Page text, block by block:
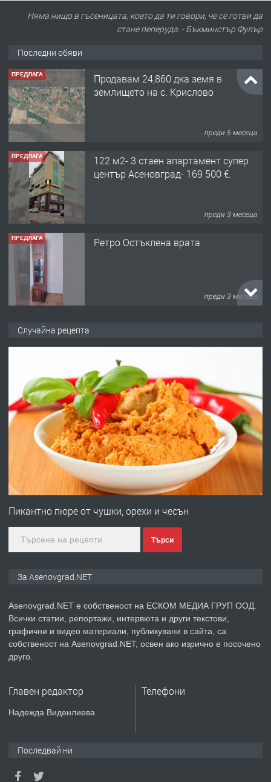
Няма нищо в гъсеницата, което да ти говори, че се готви да
стане пеперуда. - Бъкминстър Фулър
Последни обяви
ПРЕДЛАГА
Продавам 24,860 дка земя в
землището на с. Крислово
преди 5 месеца
ПРЕДЛАГА
122 м2- 3 стаен апартамент супер
център Асеновград- 169 500 €.
преди 3 месеца
ПРЕДЛАГА Ретро Остъклена врата
преди 3 месеца
преди 10 месеца
ПРЕДЛАГА
Професионална броячна машина -
със сертификат от ЕЦБ
преди 1 година
Професионална зеленчукорезачка
преди 2 години
ПРЕДЛАГА
Давам индивидуалани уроци по
ремонт на покриви
Случайна рецепта
Пикантно пюре от чушки, орехи и чесън
Търси
За Asenovgrad.NET
Asenovgrad.NET е собственост на ЕСКОМ МЕДИА ГРУП ООД.
Всички статии, репортажи, интервюта и други текстови,
графични и видео материали, публикувани в сайта, са
собственост на Asenovgrad.NET, освен ако изрично е посочено
друго.
Главен редактор
Надежда Виденлиева
Телефони
Последвай ни